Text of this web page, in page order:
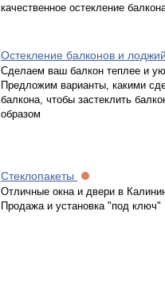
качественное остекление
Остекление балконов и
Сделаем ваш балкон теплее и
Предложим варианты, какими
балкона, чтобы застеклить
образом
Стеклопакеты
Отличные окна и двери в
Продажа и установка "под ключ"